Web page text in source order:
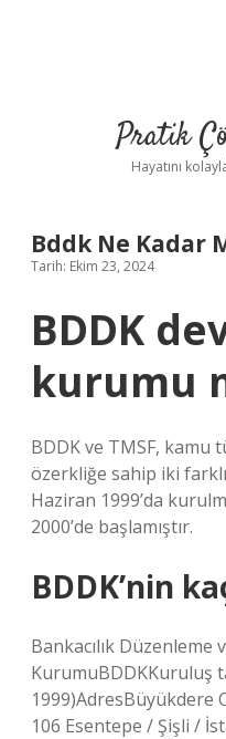
Pratik
Hayatını
Bddk Ne Kadar
Tarih: Ekim 23, 2024
BDDK
kurumu
BDDK ve TMSF, kamu
özerkliğe sahip iki
Haziran 1999’da
2000’de başlamıştır.
BDDK’nin
Bankacılık Düzenleme
KurumuBDDKKuruluş
1999)AdresBüyükdere
106 Esentepe / Şişli /